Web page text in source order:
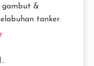
gambut &
tanker.